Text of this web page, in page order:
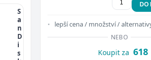
S
a
n
D
i
s
DO
lepší cena / množství /
NEBO
Koupit za 618